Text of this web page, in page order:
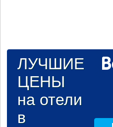
ЛУЧШИЕ
ЦЕНЫ
на отели
в